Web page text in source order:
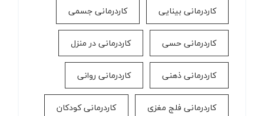
کاردرمانی بینایی کاردرمانی جسمی
کاردرمانی حسی کاردرمانی در منزل
کاردرمانی ذهنی کاردرمانی روانی
کاردرمانی فلج مغزی کاردرمانی کودکان